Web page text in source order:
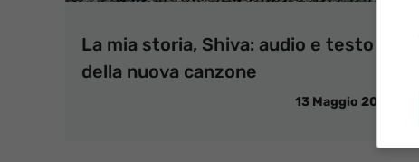
La mia storia, Shiva: audio e testo
della nuova canzone
13 Maggio 2021